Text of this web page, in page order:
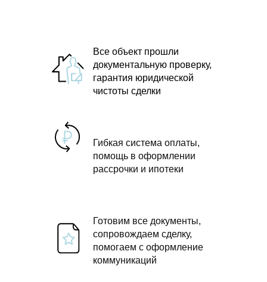
Все объект прошли
документальную проверку,
гарантия юридической
чистоты сделки
Гибкая система оплаты,
помощь в оформлении
рассрочки и ипотеки
Готовим все документы,
сопровождаем сделку,
помогаем с оформление
коммуникаций